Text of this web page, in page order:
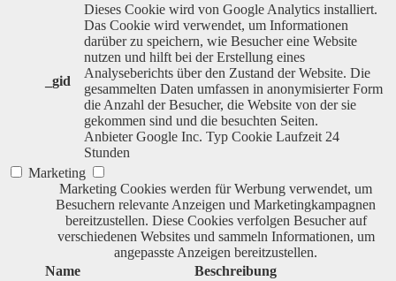
_gid
Dieses Cookie wird von Google Analytics installiert.
Das Cookie wird verwendet, um Informationen
darüber zu speichern, wie Besucher eine Website
nutzen und hilft bei der Erstellung eines
Analyseberichts über den Zustand der Website. Die
gesammelten Daten umfassen in anonymisierter Form
die Anzahl der Besucher, die Website von der sie
gekommen sind und die besuchten Seiten.
Anbieter Google Inc. Typ Cookie Laufzeit 24
Stunden
Marketing
Marketing Cookies werden für Werbung verwendet, um
Besuchern relevante Anzeigen und Marketingkampagnen
bereitzustellen. Diese Cookies verfolgen Besucher auf
verschiedenen Websites und sammeln Informationen, um
angepasste Anzeigen bereitzustellen.
Name
Beschreibung